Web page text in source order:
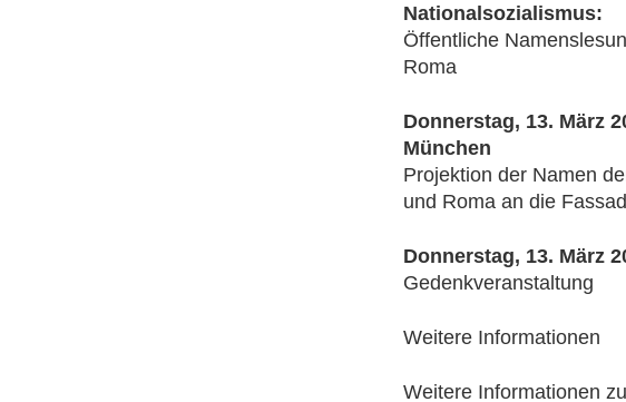
Nationalsozialismus:
Öffentliche
Roma
Donnerstag, 13. März
München
Projektion der Namen
und Roma an die
Donnerstag, 13. März
Gedenkveranstaltung
Weitere Informationen
Weitere Informationen